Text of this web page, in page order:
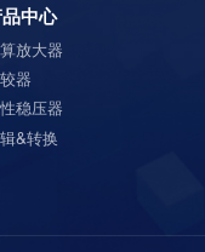
中心
放大器
器
稳压器
&转换